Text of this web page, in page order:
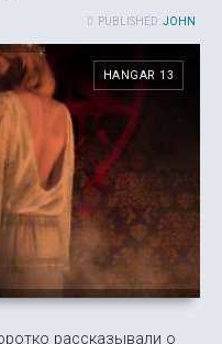
PUBLISHED:JOHN
HANGAR 13
рассказывали о